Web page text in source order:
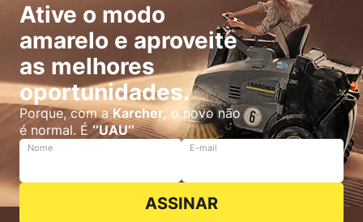
Ative o modo
amarelo e aproveite
as melhores
oportunidades.
Porque, com aKarcher, o novo não
é normal. É‘’UAU’’
Nome E-mail
ASSINAR